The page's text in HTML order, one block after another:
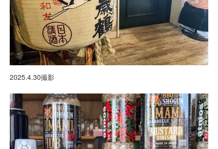
2025.4.30撮影